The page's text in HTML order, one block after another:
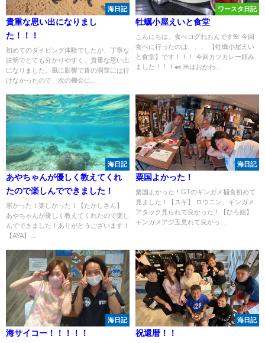
海日記
貴重な思い出になりまし
た！！！
初めてのダイビング体験でしたが、丁寧な
説明でとても分かりやすく、貴重な思い出
になりました。風に影響で青の洞窟には行
けなかったので、次の機会に...
ワースタ日記
牡蠣小屋えいと食堂
こんにちは、食べログれおんです🌺 今回
食べに行ったのは、、、 【牡蠣小屋えい
と食堂】です！！！ 今回カツカレー頼み
ました！！！🍛 米はおかわ...
海日記
あやちゃんが優しく教えてくれ
たので楽しんでできました！
寒かった！楽しかった！【たかしさん】
あやちゃんが優しく教えてくれたので楽し
んでできました！ありがとうございます！
【AYA】...
海日記
粟国よかった！
粟国よかった！GTのギンガメ捕食初めて
見ました！【スギ】 ロウニン、ギンガメ
アタック見られて良かった！【ひろ姐】
ギンガメアジ玉見れて良かっ...
海日記
海サイコー！！！！！
海日記
祝還暦！！